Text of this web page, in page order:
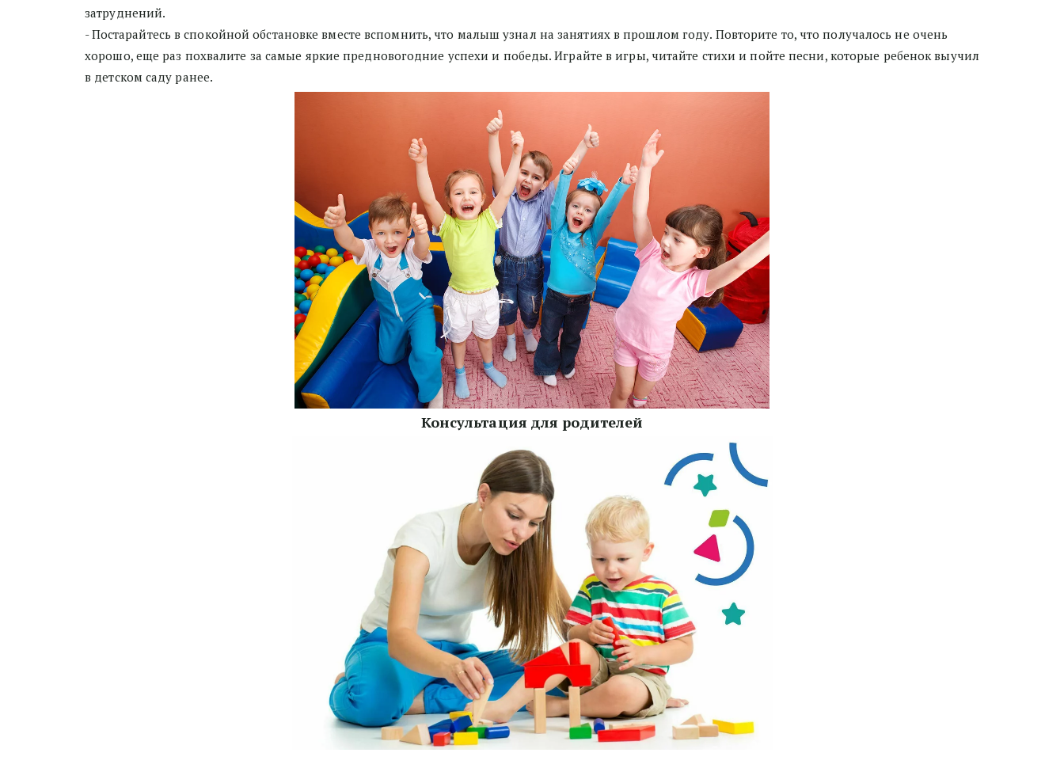
затруднений.
- Постарайтесь в спокойной обстановке вместе вспомнить, что малыш узнал на занятиях в прошлом году. Повторите то, что получалось не очень
хорошо, еще раз похвалите за самые яркие предновогодние успехи и победы. Играйте в игры, читайте стихи и пойте песни, которые ребенок выучил
в детском саду ранее.
Консультация для родителей